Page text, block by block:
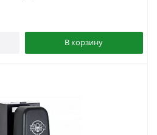
В корзину